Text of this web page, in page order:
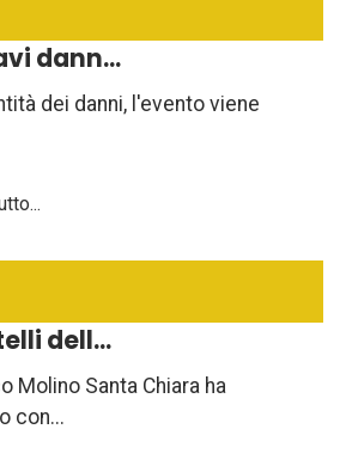
dann...
dei danni, l'evento viene
dell...
Molino Santa Chiara ha
con...